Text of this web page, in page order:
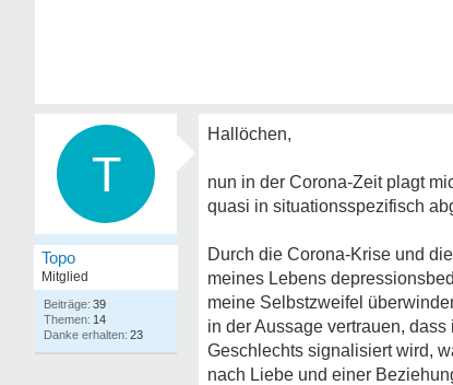
T
Topo
Mitglied
39
14
23
Hallöchen,
nun in der Corona-Zeit plagt
quasi in situationsspezifisch
Durch die Corona-Krise und
meines Lebens
meine Selbstzweifel
in der Aussage vertrauen,
Geschlechts signalisiert wird,
nach Liebe und einer